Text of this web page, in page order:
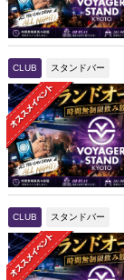
CLUB スタンドバー
CLUB スタンドバー